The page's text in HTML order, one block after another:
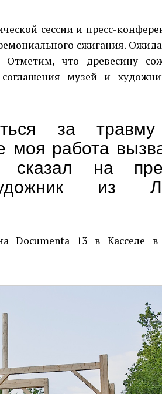
сессии и пресс-
сжигания.
Отметим, что древесину
музей и
за
моя работа
на
из
Documenta 13 в Касселе